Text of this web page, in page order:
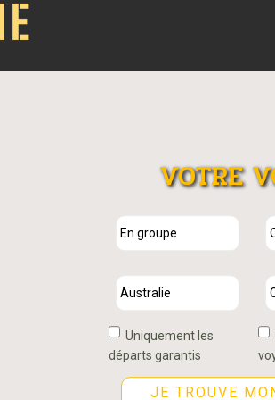
VOTRE
Uniquement les
départs garantis
JE TROUVE